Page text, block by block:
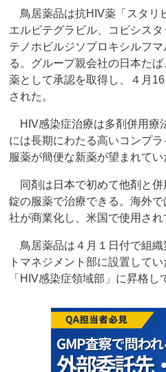
鳥居薬品は抗HIV薬「スタリ
エルビテグラビル、コビシスタ
テノホビルジソプロキシルフ
る。グループ親会社の日本た
薬として承認を取得し、４月
された。
HIV感染症治療は多剤併用療
には長期にわたる高いコンプラ
服薬が簡便な新薬が望まれてい
同剤は日本で初めて他剤と併
錠の服薬で治療できる。海外
社が商業化し、米国で使用され
鳥居薬品は４月１日付で組織
トマネジメント部に設置して
「HIV感染症領域部」に昇格し